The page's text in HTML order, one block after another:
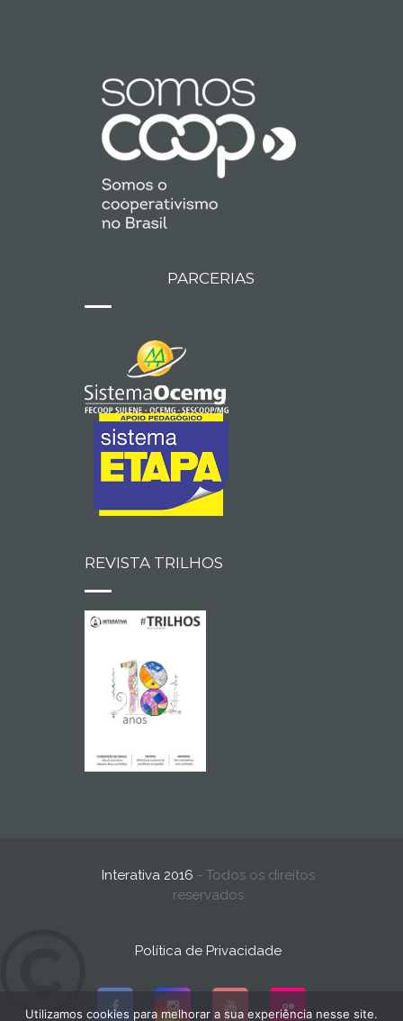
PARCERIAS
REVISTA TRILHOS
Interativa 2016 - Todos os direitos
reservados
Política de Privacidade
Utilizamos cookies para melhorar a sua experiência nesse site.